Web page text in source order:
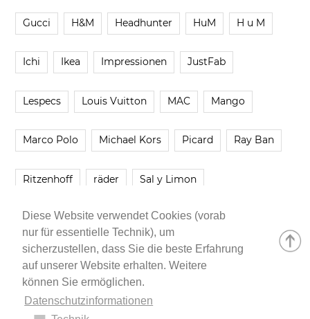
Diese Website verwendet Cookies (vorab
nur für essentielle Technik), um
sicherzustellen, dass Sie die beste Erfahrung
auf unserer Website erhalten. Weitere
können Sie ermöglichen.
Datenschutzinformationen
Gucci H&M Headhunter HuM H u M
Ichi Ikea Impressionen JustFab
Lespecs Louis Vuitton MAC Mango
Marco Polo Michael Kors Picard Ray Ban
Ritzenhoff räder Sal y Limon
Smartbuyglasses smash! Steve Madden
Younique Zara